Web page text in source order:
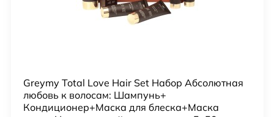
Greymy Total Love Hair Set Набор Абсолютная
любовь к волосам: Шампунь+
Кондиционер+Маска для блеска+Маска